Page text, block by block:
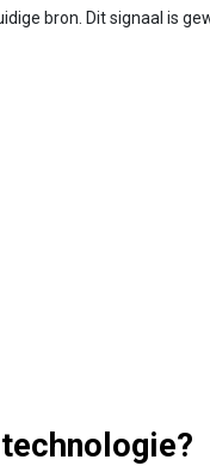
bron. Dit signaal is